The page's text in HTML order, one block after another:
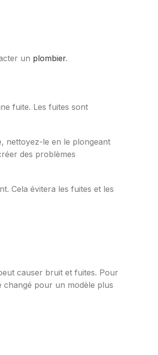
un plombier.
fuite. Les fuites sont
nettoyez-le en le plongeant
des problèmes
Cela évitera les fuites et les
causer bruit et fuites. Pour
changé pour un modèle plus